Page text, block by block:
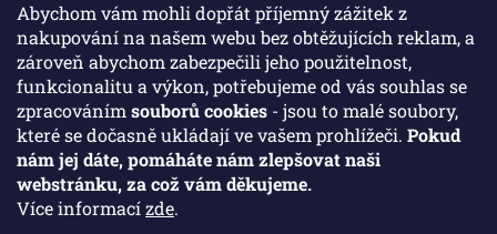
Abychom vám mohli dopřát příjemný zážitek z
nakupování na našem webu bez obtěžujících reklam, a
zároveň abychom zabezpečili jeho použitelnost,
funkcionalitu a výkon, potřebujeme od vás souhlas se
zpracováním souborů cookies - jsou to malé soubory,
které se dočasně ukládají ve vašem prohlížeči. Pokud
nám jej dáte, pomáháte nám zlepšovat naši
webstránku, za což vám děkujeme.
Více informacízde.
Jak skladovat broušené sklenice, aby se nepoškodily?
Broušené sklenice jsou symbolem elegance, tradice a luxusu. ...
Facebook